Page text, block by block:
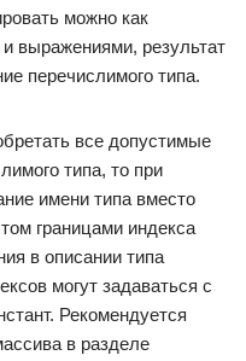
можно как
выражениями, результат
перечислимого типа.
все допустимые
типа, то при
имени типа вместо
границами индекса
в описании типа
могут задаваться с
Рекомендуется
в разделе